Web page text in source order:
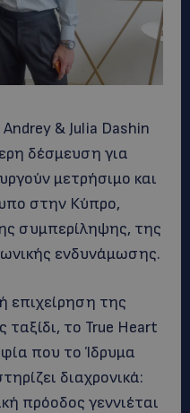
& Julia Dashin
δέσμευση για
μετρήσιμο και
στην Κύπρο,
συμπερίληψης, της
ενδυνάμωσης.
επιχείρηση της
ταξίδι, το True Heart
που το Ίδρυμα
διαχρονικά:
πρόοδος γεννιέται